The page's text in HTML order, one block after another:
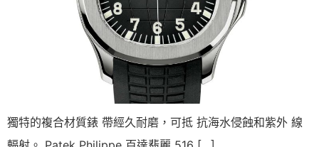
獨特的複合材質錶 帶經久耐磨，可抵 抗海水侵蝕和紫外 線